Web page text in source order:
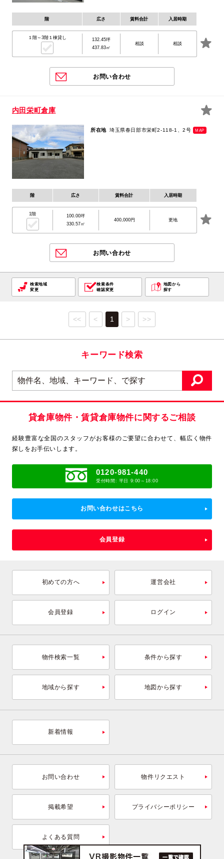
階 広さ 賃料合計 入居時期
１階～3階１棟貸し
132.45坪
437.83㎡
相談 相談
お問い合わせ
内田栄町倉庫
所在地 埼玉県春日部市栄町2-118-1、2号 MAP
階 広さ 賃料合計 入居時期
1階
100.00坪
330.57㎡
400,000円 更地
お問い合わせ
検索地域
変更
検索条件
確認変更
地図から
探す
<< < 1 > >>
キーワード検索
貸倉庫物件・賃貸倉庫物件に関するご相談
経験豊富な全国のスタッフがお客様のご要望に合わせて、 幅広く物件
探しをお手伝いします。
0120-981-440
受付時間: 平日 9:00～18:00
お問い合わせはこちら
会員登録
初めての方へ 運営会社
会員登録 ログイン
物件検索一覧 条件から探す
地域から探す 地図から探す
新着情報
お問い合わせ 物件リクエスト
掲載希望 プライバシーポリシー
よくある質問